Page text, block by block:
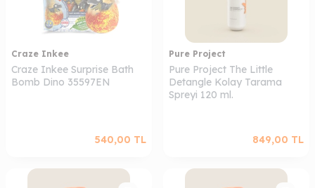
Craze Inkee
Craze Inkee Surprise Bath
Bomb Dino 35597EN
540,00 TL
Pure Project
Pure Project The Little
Detangle Kolay Tarama
Spreyi 120 ml.
849,00 TL